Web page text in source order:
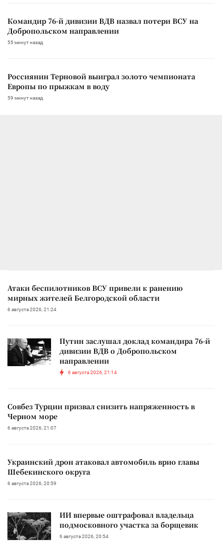
Командир 76-й дивизии ВДВ назвал потери ВСУ на
Добропольском направлении
55 минут назад
Россиянин Терновой выиграл золото чемпионата
Европы по прыжкам в воду
59 минут назад
Атаки беспилотников ВСУ привели к ранению
мирных жителей Белгородской области
6 августа 2026, 21:24
Путин заслушал доклад командира 76-й
дивизии ВДВ о Добропольском
направлении
6 августа 2026, 21:14
Совбез Турции призвал снизить напряженность в
Черном море
6 августа 2026, 21:07
Украинский дрон атаковал автомобиль врио главы
Шебекинского округа
6 августа 2026, 20:59
ИИ впервые оштрафовал владельца
подмосковного участка за борщевик
6 августа 2026, 20:54